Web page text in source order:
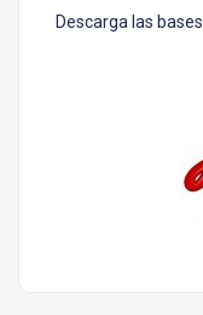
Descarga las bases.